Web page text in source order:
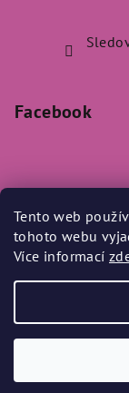
Tento web
tohoto webu
Více informací
Facebook
Přijímáme